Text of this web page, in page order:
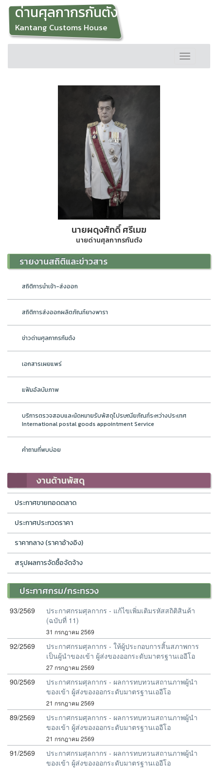
ด่านศุลกากรกันตัง
Kantang Customs House
Toggle
navigation
นายผดุงศักดิ์ ศรีเมฆ
นายด่านศุลกากรกันตัง
รายงานสถิติและข่าวสาร
สถิติการนำเข้า-ส่งออก
สถิติการส่งออกผลิตภัณฑ์ยางพารา
ข่าวด่านศุลกากรกันตัง
เอกสารเผยแพร่
แฟ้มอัลบัมภาพ
บริการตรวจสอบและนัดหมายรับพัสดุไปรษณียภัณฑ์ระหว่างประเทศ
International postal goods appointment Service
คำถามที่พบบ่อย
งานด้านพัสดุ
ประกาศขายทอดตลาด
ประกาศประกวดราคา
ราคากลาง (ราคาอ้างอิง)
สรุปผลการจัดซื้อจัดจ้าง
ประกาศกรม/กระทรวง
93/2569
ประกาศกรมศุลกากร - แก้ไขเพิ่มเติมรหัสสถิติสินค้า
(ฉบับที่ 11)
31 กรกฎาคม 2569
92/2569
ประกาศกรมศุลกากร - ให้ผู้ประกอบการสิ้นสภาพการ
เป็นผู้นำของเข้า ผู้ส่งของออกระดับมาตรฐานเออีโอ
27 กรกฎาคม 2569
90/2569
ประกาศกรมศุลกากร - ผลการทบทวนสถานภาพผู้นำ
ของเข้า ผู้ส่งของออกระดับมาตรฐานเออีโอ
21 กรกฎาคม 2569
89/2569
ประกาศกรมศุลกากร - ผลการทบทวนสถานภาพผู้นำ
ของเข้า ผู้ส่งของออกระดับมาตรฐานเออีโอ
21 กรกฎาคม 2569
91/2569
ประกาศกรมศุลกากร - ผลการทบทวนสถานภาพผู้นำ
ของเข้า ผู้ส่งของออกระดับมาตรฐานเออีโอ